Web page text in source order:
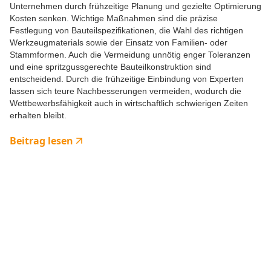
Unternehmen durch frühzeitige Planung und gezielte Optimierung
Kosten senken. Wichtige Maßnahmen sind die präzise
Festlegung von Bauteilspezifikationen, die Wahl des richtigen
Werkzeugmaterials sowie der Einsatz von Familien- oder
Stammformen. Auch die Vermeidung unnötig enger Toleranzen
und eine spritzgussgerechte Bauteilkonstruktion sind
entscheidend. Durch die frühzeitige Einbindung von Experten
lassen sich teure Nachbesserungen vermeiden, wodurch die
Wettbewerbsfähigkeit auch in wirtschaftlich schwierigen Zeiten
erhalten bleibt.
Beitrag lesen